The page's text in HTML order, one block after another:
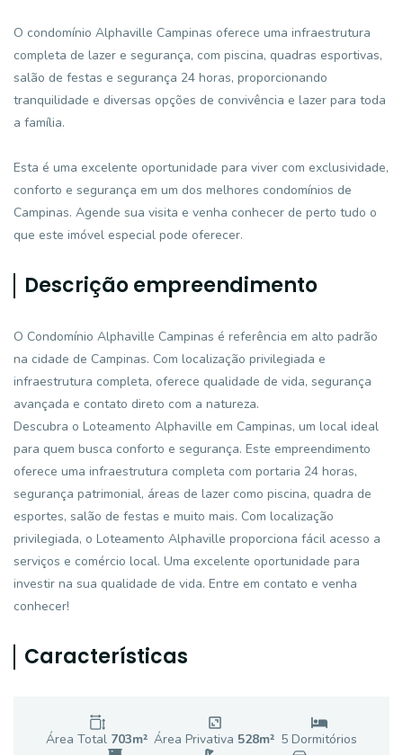
O condomínio Alphaville Campinas oferece uma infraestrutura
completa de lazer e segurança, com piscina, quadras esportivas,
salão de festas e segurança 24 horas, proporcionando
tranquilidade e diversas opções de convivência e lazer para toda
a família.
Esta é uma excelente oportunidade para viver com exclusividade,
conforto e segurança em um dos melhores condomínios de
Campinas. Agende sua visita e venha conhecer de perto tudo o
que este imóvel especial pode oferecer.
Descrição empreendimento
O Condomínio Alphaville Campinas é referência em alto padrão
na cidade de Campinas. Com localização privilegiada e
infraestrutura completa, oferece qualidade de vida, segurança
avançada e contato direto com a natureza.
Descubra o Loteamento Alphaville em Campinas, um local ideal
para quem busca conforto e segurança. Este empreendimento
oferece uma infraestrutura completa com portaria 24 horas,
segurança patrimonial, áreas de lazer como piscina, quadra de
esportes, salão de festas e muito mais. Com localização
privilegiada, o Loteamento Alphaville proporciona fácil acesso a
serviços e comércio local. Uma excelente oportunidade para
investir na sua qualidade de vida. Entre em contato e venha
conhecer!
Características
Área Total 703m² Área Privativa 528m² 5 Dormitórios